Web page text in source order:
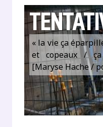
« la vie ça
et copeaux /
[Maryse Hache /